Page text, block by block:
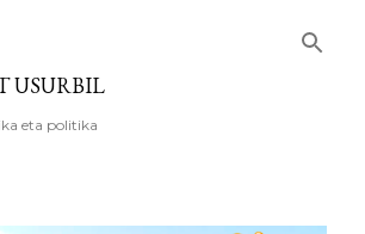
USURBIL
eta politika